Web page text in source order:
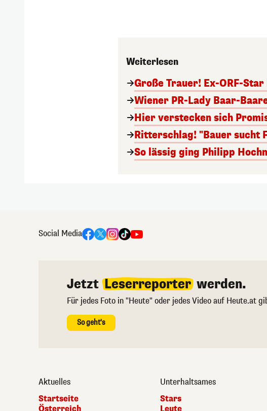
Weiterlesen
Große Trauer! Ex-ORF-
Wiener PR-Lady Baar-
Hier verstecken sich
Ritterschlag! "Bauer sucht
So lässig ging Philipp
Social Media
Jetzt Leserreporter werden.
Für jedes Foto in "Heute" oder jedes Video auf Heute.at
So geht's
Aktuelles
Startseite
Österreich
Unterhaltsames
Stars
Leute